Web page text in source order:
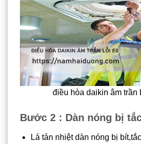
điều hòa daikin âm trần
Bước 2 : Dàn nóng bị
Lá tản nhiệt dàn nóng bị